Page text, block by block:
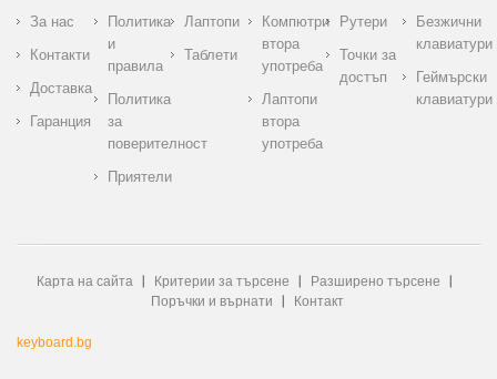
За нас
Контакти
Доставка
Гаранция
Политика
и
правила
Политика
за
поверителност
Приятели
Лаптопи
Таблети
Компютри
втора
употреба
Лаптопи
втора
употреба
Рутери
Точки за
достъп
Безжични
клавиатури
Геймърски
клавиатури
Карта на сайта Критерии за търсене
Разширено търсене
Поръчки и върнати
Контакт
keyboard.bg